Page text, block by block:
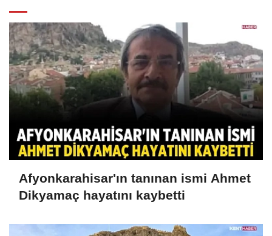
Afyonkarahisar'ın tanınan ismi Ahmet
Dikyamaç hayatını kaybetti